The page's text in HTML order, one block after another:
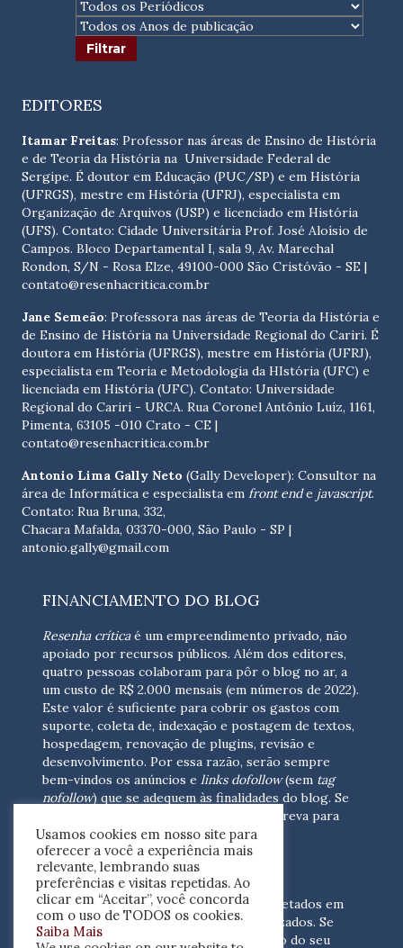
EDITORES
Itamar Freitas: Professor nas áreas de Ensino de História
e de Teoria da História na Universidade Federal de
Sergipe. É doutor em Educação (PUC/SP) e em História
(UFRGS), mestre em História (UFRJ), especialista em
Organização de Arquivos (USP) e licenciado em História
(UFS). Contato: Cidade Universitária Prof. José Aloísio de
Campos. Bloco Departamental I, sala 9, Av. Marechal
Rondon, S/N - Rosa Elze, 49100-000 São Cristóvão - SE |
contato@resenhacritica.com.br
Jane Semeão: Professora nas áreas de Teoria da História e
de Ensino de História na Universidade Regional do Cariri. É
doutora em História (UFRGS), mestre em História (UFRJ),
especialista em Teoria e Metodologia da HIstória (UFC) e
licenciada em História (UFC). Contato: Universidade
Regional do Cariri - URCA. Rua Coronel Antônio Luíz, 1161,
Pimenta, 63105 -010 Crato - CE |
contato@resenhacritica.com.br
Antonio Lima Gally Neto (Gally Developer): Consultor na
área de Informática e especialista em front ende javascript.
Contato: Rua Bruna, 332,
Chacara Mafalda, 03370-000, São Paulo - SP |
antonio.gally@gmail.com
FINANCIAMENTO DO BLOG
Resenha críticaé um empreendimento privado, não
apoiado por recursos públicos. Além dos editores,
quatro pessoas colaboram para pôr o blog no ar, a
um custo de R$ 2.000 mensais (em números de 2022).
Este valor é suficiente para cobrir os gastos com
suporte, coleta de, indexação e postagem de textos,
hospedagem, renovação de plugins, revisão e
desenvolvimento. Por essa razão, serão sempre
bem-vindos os anúncios e links dofollow(sem tag
nofollow) que se adequem às finalidades do blog. Se
escreva para
nós(contato@resenhacritica.com.br)
FONTES E ACERVO
As resenhas, dossiês e sumários são coletados em
periódicos acadêmicos e sites especializados. Se
você tem interesse em divulgar o acervo do seu
Usamos cookies em nosso site para
oferecer a você a experiência mais
relevante, lembrando suas
preferências e visitas repetidas. Ao
clicar em “Aceitar”, você concorda
com o uso de TODOS os cookies.
Saiba Mais